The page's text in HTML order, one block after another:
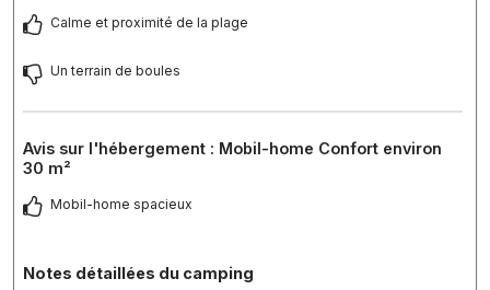
Calme et proximité de la plage
Un terrain de boules
Avis sur l'hébergement : Mobil-home Confort environ
30 m²
Mobil-home spacieux
Notes détaillées du camping